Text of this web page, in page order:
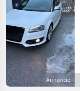
Annuncio